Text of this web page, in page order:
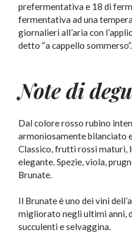
prefermentativa e 18 di
fermentativa ad una
giornalieri all’aria con
detto “a cappello
Note di
Dal colore rosso rubino
armoniosamente bilanciato
Classico, frutti rossi maturi,
elegante. Spezie, viola,
Brunate.
Il Brunate è uno dei vini
migliorato negli ultimi anni,
succulenti e selvaggina.